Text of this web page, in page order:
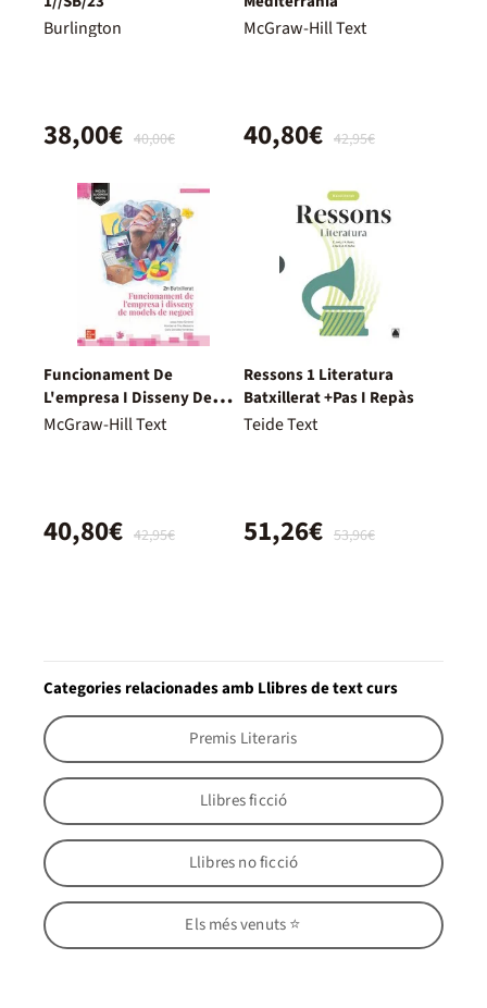
Burlington
40,00€
38,00€
McGraw-Hill Text
42,95€
40,80€
Funcionament De
L'empresa I Disseny De
Models De Negoci. 2º
McGraw-Hill Text
42,95€
40,80€
Ressons 1 Literatura
Batxillerat +Pas I Repàs
Teide Text
53,96€
51,26€
Categories relacionades amb Llibres de text curs
Premis Literaris
Llibres ficció
Llibres no ficció
Els més venuts ⭐